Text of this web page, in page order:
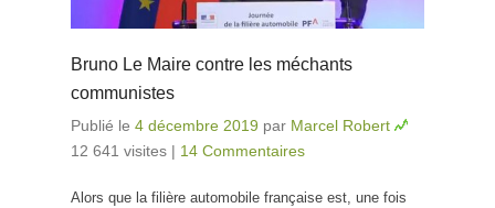
Bruno Le Maire contre les méchants
communistes
Publié le 4 décembre 2019 par Marcel Robert
12 641 visites | 14 Commentaires
Alors que la filière automobile française est, une fois